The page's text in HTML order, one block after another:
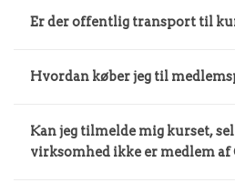
Er der offentlig transport til
Hvordan køber jeg til
Kan jeg tilmelde mig kurset,
virksomhed ikke er medlem af